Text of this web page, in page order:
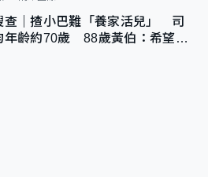
查｜揸小巴難「養家活兒」 司
年齡約70歲 88歲黃伯：希望一